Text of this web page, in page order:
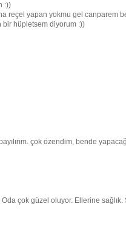
:))
reçel yapan yokmu gel canparem
hüpletsem diyorum :))
çok özendim, bende
Oda çok güzel oluyor. Ellerine